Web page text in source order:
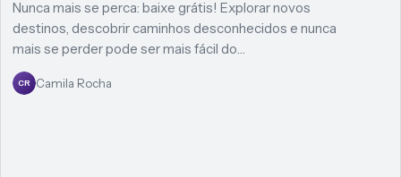
Nunca mais se perca: baixe grátis! Explorar novos
destinos, descobrir caminhos desconhecidos e nunca
mais se perder pode ser mais fácil do…
CR Camila Rocha